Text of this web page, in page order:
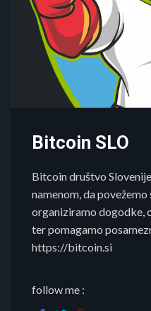
Bitcoin SLO
Bitcoin društvo
namenom, da
organiziramo dogodke,
ter pomagamo
https://bitcoin.si
follow me :